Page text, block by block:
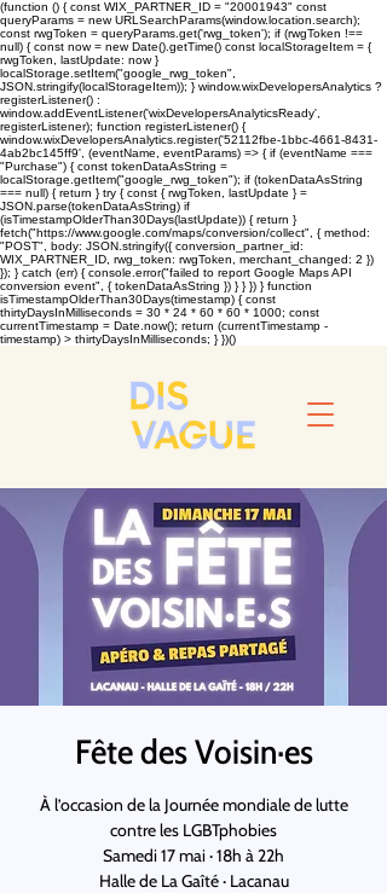
(function () { const WIX_PARTNER_ID = "20001943" const
queryParams = new URLSearchParams(window.location.search);
const rwgToken = queryParams.get('rwg_token'); if (rwgToken !==
null) { const now = new Date().getTime() const localStorageItem = {
rwgToken, lastUpdate: now }
localStorage.setItem("google_rwg_token",
JSON.stringify(localStorageItem)); } window.wixDevelopersAnalytics ?
registerListener() :
window.addEventListener('wixDevelopersAnalyticsReady',
registerListener); function registerListener() {
window.wixDevelopersAnalytics.register('52112fbe-1bbc-4661-8431-
4ab2bc145ff9', (eventName, eventParams) => { if (eventName ===
"Purchase") { const tokenDataAsString =
localStorage.getItem("google_rwg_token"); if (tokenDataAsString
=== null) { return } try { const { rwgToken, lastUpdate } =
JSON.parse(tokenDataAsString) if
(isTimestampOlderThan30Days(lastUpdate)) { return }
fetch("https://www.google.com/maps/conversion/collect", { method:
"POST", body: JSON.stringify({ conversion_partner_id:
WIX_PARTNER_ID, rwg_token: rwgToken, merchant_changed: 2 })
}); } catch (err) { console.error("failed to report Google Maps API
conversion event", { tokenDataAsString }) } } }) } function
isTimestampOlderThan30Days(timestamp) { const
thirtyDaysInMilliseconds = 30 * 24 * 60 * 60 * 1000; const
currentTimestamp = Date.now(); return (currentTimestamp -
timestamp) > thirtyDaysInMilliseconds; } })()
Fête des Voisin·es
À l’occasion de la Journée mondiale de lutte
contre les LGBTphobies
Samedi 17 mai · 18h à 22h
Halle de La Gaîté · Lacanau